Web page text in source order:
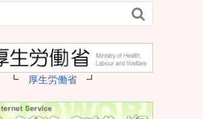

┗ 厚生労働省 ┛